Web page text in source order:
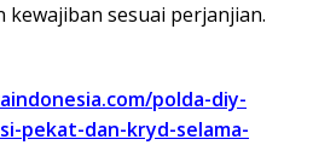
kewajiban sesuai perjanjian.
polda-diy-
pekat-dan-kryd-selama-